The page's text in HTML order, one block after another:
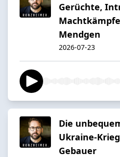
Gerüchte,
Mendgen
2026-07-23
Die
Ukraine-
Gebauer